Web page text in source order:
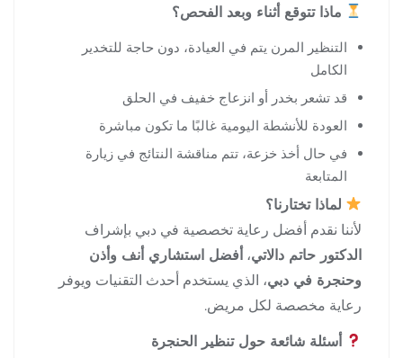
ماذا تتوقع أثناء وبعد الفحص؟
التنظير المرن يتم في العيادة، دون حاجة للتخدير
الكامل
قد تشعر بخدر أو انزعاج خفيف في الحلق
العودة للأنشطة اليومية غالبًا ما تكون مباشرة
في حال أخذ خزعة، تتم مناقشة النتائج في زيارة
المتابعة
لماذا تختارنا؟
لأننا نقدم أفضل رعاية تخصصية في دبي بإشراف
الدكتور حاتم دالاتي، أفضل استشاري أنف وأذن
وحنجرة في دبي، الذي يستخدم أحدث التقنيات ويوفر
رعاية مخصصة لكل مريض.
أسئلة شائعة حول تنظير الحنجرة